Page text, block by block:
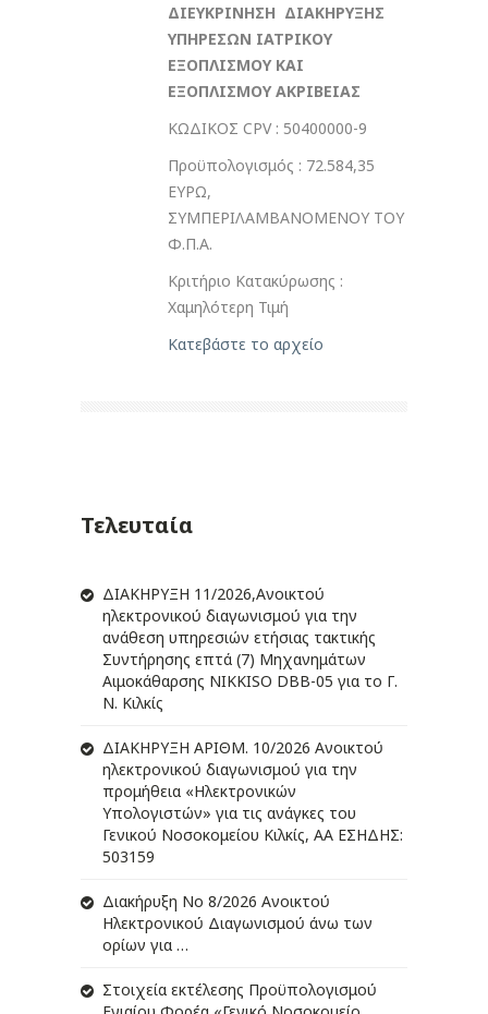
ΔΙΕΥΚΡΙΝΗΣΗ ΔΙΑΚΗΡΥΞΗΣ
ΥΠΗΡΕΣΩΝ ΙΑΤΡΙΚΟΥ
ΕΞΟΠΛΙΣΜΟΥ ΚΑΙ
ΕΞΟΠΛΙΣΜΟΥ ΑΚΡΙΒΕΙΑΣ
ΚΩΔΙΚΟΣ CPV : 50400000-9
Προϋπολογισμός : 72.584,35
ΕΥΡΩ,
ΣΥΜΠΕΡΙΛΑΜΒΑΝΟΜΕΝΟΥ ΤΟΥ
Φ.Π.Α.
Κριτήριο Κατακύρωσης :
Χαμηλότερη Τιμή
Κατεβάστε το αρχείο
Τελευταία
ΔIΑΚΗΡΥΞΗ 11/2026,Ανοικτού
ηλεκτρονικού διαγωνισμού για την
ανάθεση υπηρεσιών ετήσιας τακτικής
Συντήρησης επτά (7) Μηχανημάτων
Αιμοκάθαρσης NIKKISO DBB-05 για το Γ.
Ν. Κιλκίς
ΔIΑΚΗΡΥΞΗ ΑΡIΘΜ. 10/2026 Ανοικτού
ηλεκτρονικού διαγωνισμού για την
προμήθεια «Ηλεκτρονικών
Υπολογιστών» για τις ανάγκες του
Γενικού Νοσοκομείου Κιλκίς, ΑΑ ΕΣΗΔΗΣ:
503159
Διακήρυξη Νο 8/2026 Ανοικτού
Ηλεκτρονικού Διαγωνισμού άνω των
ορίων για …
Στοιχεία εκτέλεσης Προϋπολογισμού